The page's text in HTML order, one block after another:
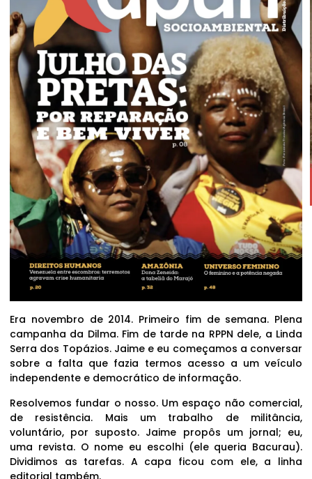
Era novembro de 2014. Primeiro fim de semana. Plena
campanha da Dilma. Fim de tarde na RPPN dele, a Linda
Serra dos Topázios. Jaime e eu começamos a conversar
sobre a falta que fazia termos acesso a um veículo
independente e democrático de informação.
Resolvemos fundar o nosso. Um espaço não comercial,
de resistência. Mais um trabalho de militância,
voluntário, por suposto. Jaime propôs um jornal; eu,
uma revista. O nome eu escolhi (ele queria Bacurau).
Dividimos as tarefas. A capa ficou com ele, a linha
editorial também.